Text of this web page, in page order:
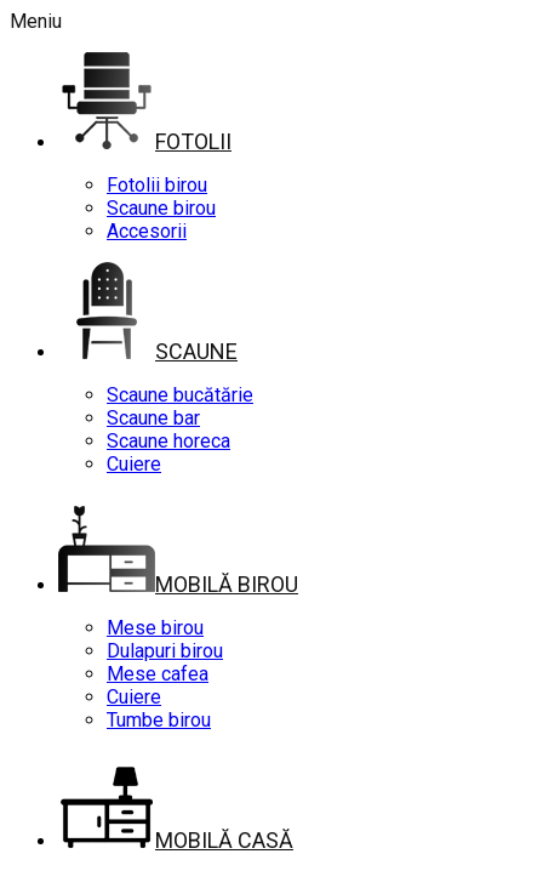
Meniu
FOTOLII
Fotolii birou
Scaune birou
Accesorii
SCAUNE
Scaune bucătărie
Scaune bar
Scaune horeca
Cuiere
MOBILĂ BIROU
Mese birou
Dulapuri birou
Mese cafea
Cuiere
Tumbe birou
MOBILĂ CASĂ